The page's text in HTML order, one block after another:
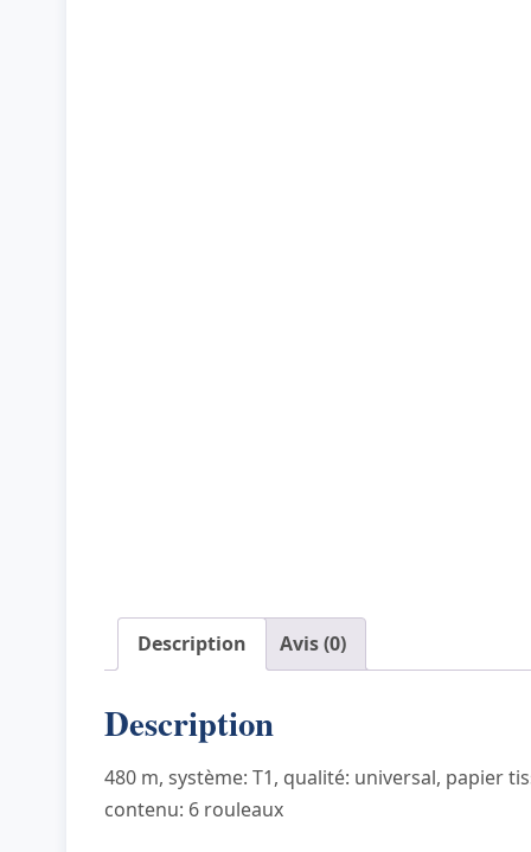
Description Avis (0)
Description
480 m, système: T1, qualité: universal, papier
contenu: 6 rouleaux